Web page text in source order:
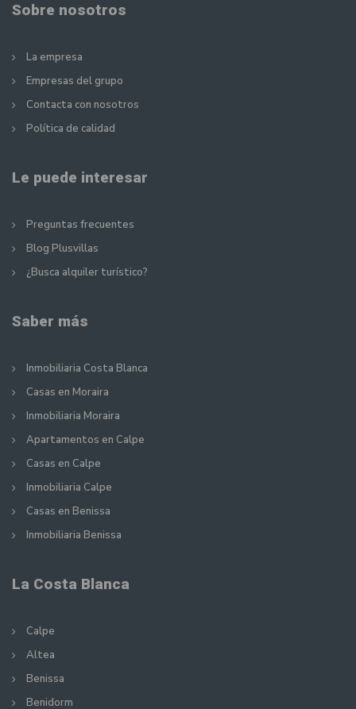
Sobre nosotros
La empresa
Empresas del grupo
Contacta con nosotros
Política de calidad
Le puede interesar
Preguntas frecuentes
Blog Plusvillas
¿Busca alquiler turístico?
Saber más
Inmobiliaria Costa Blanca
Casas en Moraira
Inmobiliaria Moraira
Apartamentos en Calpe
Casas en Calpe
Inmobiliaria Calpe
Casas en Benissa
Inmobiliaria Benissa
La Costa Blanca
Calpe
Altea
Benissa
Benidorm